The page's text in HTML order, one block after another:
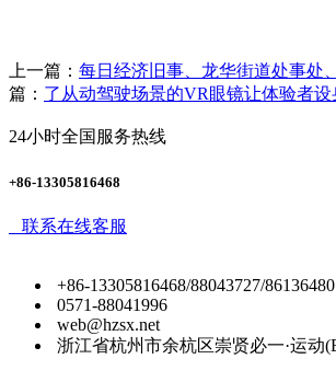
上一篇： 每日经济旧事、龙华街道处事处
篇： 了从动驾驶场景的VR眼镜让体验者设
24小时全国服务热线
+86-13305816468
联系在线客服
+86-13305816468/88043727/86136480
0571-88041996
web@hzsx.net
浙江省杭州市余杭区崇贤必一·运动